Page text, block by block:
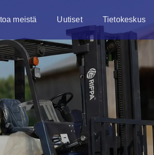
meistä Uutiset Tietokeskus